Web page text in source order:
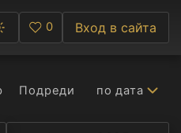
Любими
0 Вход в сайта
Подреди по дата